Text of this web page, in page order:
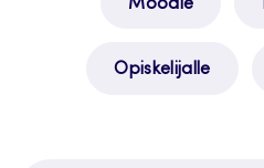
Moodle
Opiskelijalle